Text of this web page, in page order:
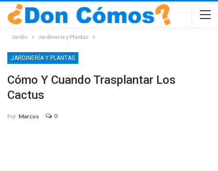
Jardin Jardinería y Plantas
JARDINERÍA Y PLANTAS
Cómo Y Cuando Trasplantar Los
Cactus
Por Marcos 0